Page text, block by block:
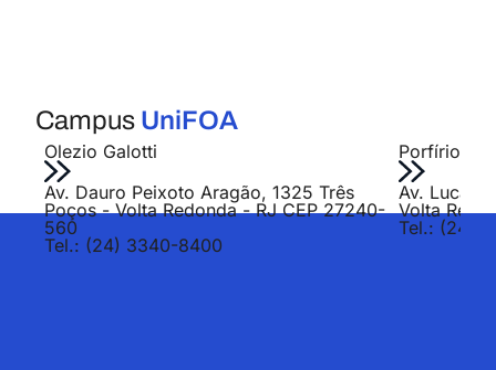
Campus UniFOA
Olezio Galotti
Av. Dauro Peixoto Aragão, 1325 Três
Poços - Volta Redonda - RJ CEP 27240-
560
Tel.: (24) 3340-8400
Porfírio
Av. Lucas
Volta
Tel.: (24)